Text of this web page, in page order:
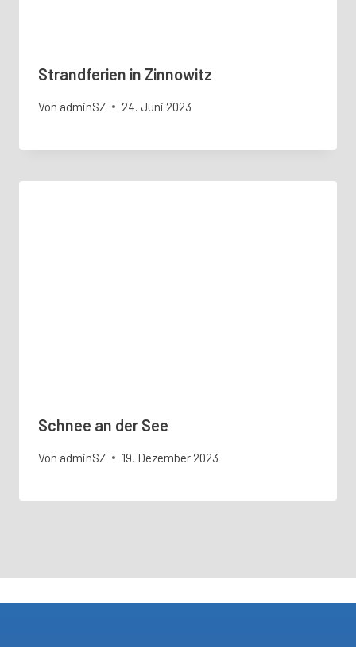
Strandferien in Zinnowitz
Von adminSZ 24. Juni 2023
Schnee an der See
Von adminSZ 19. Dezember 2023